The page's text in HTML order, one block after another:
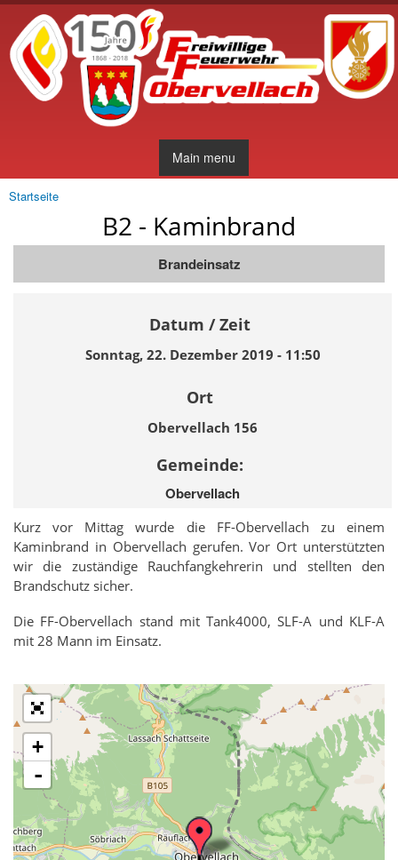
Direkt
zum
Inhalt
Main menu
Sie sind hier
Startseite
B2 - Kaminbrand
Brandeinsatz
Datum / Zeit
Sonntag, 22. Dezember 2019 - 11:50
Ort
Obervellach 156
Gemeinde:
Obervellach
Kurz vor Mittag wurde die FF-Obervellach zu einem
Kaminbrand in Obervellach gerufen. Vor Ort unterstützten
wir die zuständige Rauchfangkehrerin und stellten den
Brandschutz sicher.
Die FF-Obervellach stand mit Tank4000, SLF-A und KLF-A
mit 28 Mann im Einsatz.
+
-